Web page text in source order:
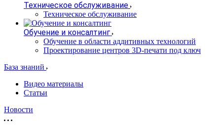
Техническое обслуживание
Техническое обслуживание
Обучение и консалтинг
Обучение в области аддитивных технологий
Проектирование центров 3D-печати под ключ
База знаний
Видео материалы
Статьи
Новости